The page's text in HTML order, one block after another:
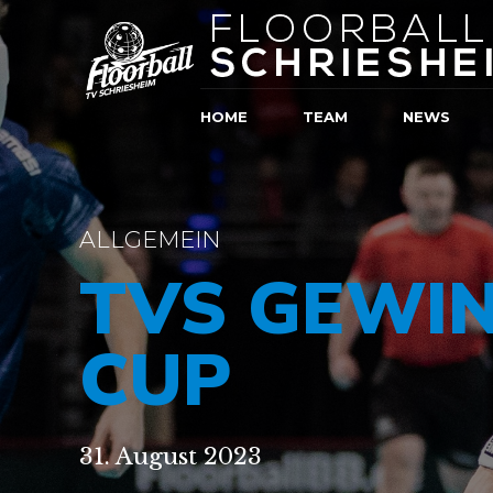
HOME TEAM NEWS
ALLGEMEIN
TVS
CUP
31. August 2023